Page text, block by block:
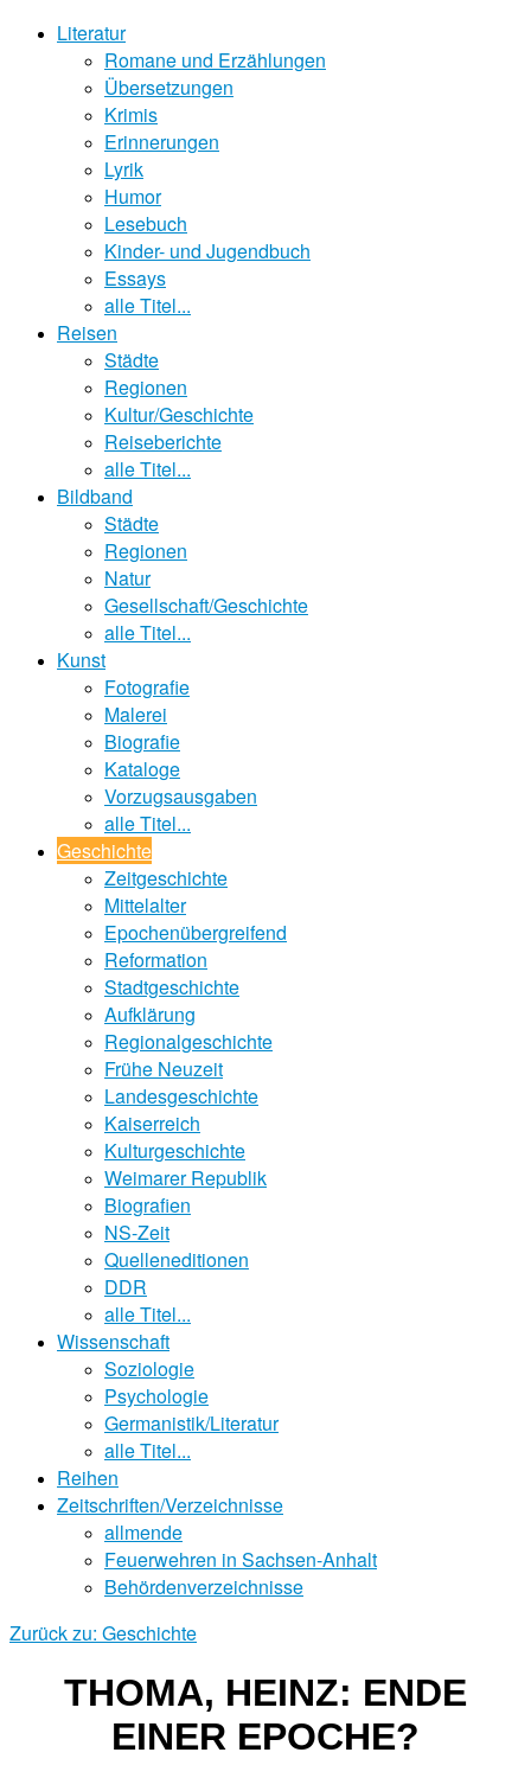
Literatur
Romane und Erzählungen
Übersetzungen
Krimis
Erinnerungen
Lyrik
Humor
Lesebuch
Kinder- und Jugendbuch
Essays
alle Titel...
Reisen
Städte
Regionen
Kultur/Geschichte
Reiseberichte
alle Titel...
Bildband
Städte
Regionen
Natur
Gesellschaft/Geschichte
alle Titel...
Kunst
Fotografie
Malerei
Biografie
Kataloge
Vorzugsausgaben
alle Titel...
Geschichte
Zeitgeschichte
Mittelalter
Epochenübergreifend
Reformation
Stadtgeschichte
Aufklärung
Regionalgeschichte
Frühe Neuzeit
Landesgeschichte
Kaiserreich
Kulturgeschichte
Weimarer Republik
Biografien
NS-Zeit
Quelleneditionen
DDR
alle Titel...
Wissenschaft
Soziologie
Psychologie
Germanistik/Literatur
alle Titel...
Reihen
Zeitschriften/Verzeichnisse
allmende
Feuerwehren in Sachsen-Anhalt
Behördenverzeichnisse
Zurück zu: Geschichte
THOMA, HEINZ: ENDE
EINER EPOCHE?